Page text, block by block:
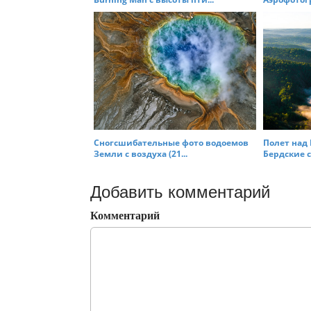
Сногсшибательные фото водоемов
Земли с воздуха (21...
Полет над
Бердские
Добавить комментарий
Комментарий